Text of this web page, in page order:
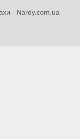
- Nardy.com.ua